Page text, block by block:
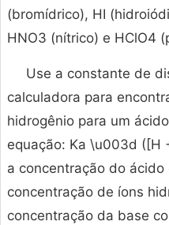
(bromídrico), HI
HNO3 (nítrico) e HClO4
Use a constante de
calculadora para
hidrogênio para um
equação: Ka \u003d
a concentração do
concentração de íons
concentração da base